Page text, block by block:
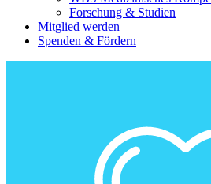
Forschung & Studien
Mitglied werden
Spenden & Fördern